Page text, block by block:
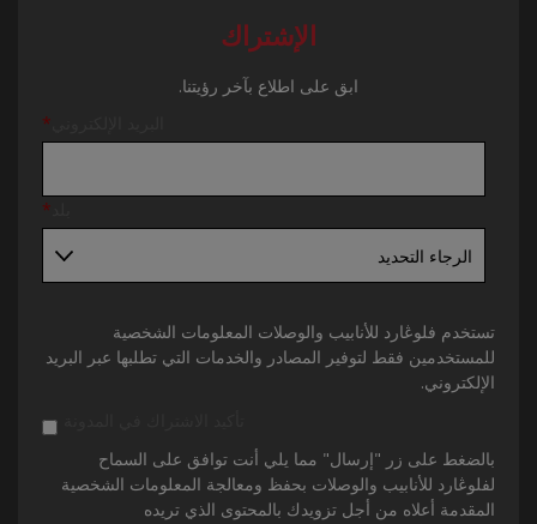
الإشتراك
ابق على اطلاع بآخر رؤيتنا.
*
*
تستخدم فلوڠارد للأنابيب والوصلات المعلومات الشخصية
للمستخدمين فقط لتوفير المصادر والخدمات التي تطلبها عبر البريد
الإلكتروني.
بالضغط على زر "إرسال" مما يلي أنت توافق على السماح
لفلوڠارد للأنابيب والوصلات بحفظ ومعالجة المعلومات الشخصية
المقدمة أعلاه من أجل تزويدك بالمحتوى الذي تريده